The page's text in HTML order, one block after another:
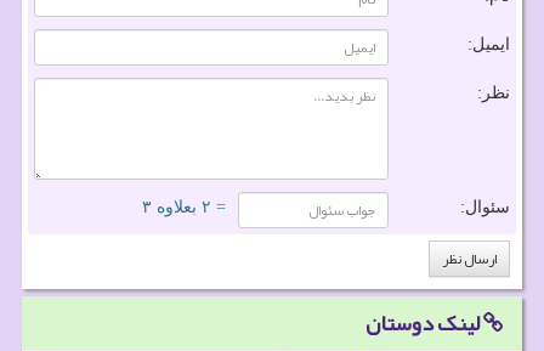
ایمیل:
نظر:
سئوال: = ۲ بعلاوه ۳
لینک دوستان